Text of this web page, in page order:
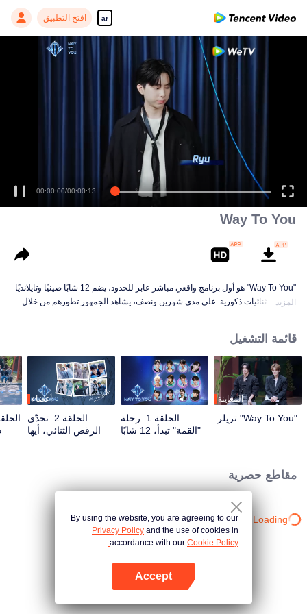
ar افتح التطبيق
Enjoy smooth and HD episodes
00:00:00/00:00:13
Way To You
"Way To You" هو أول برنامج واقعي مباشر عابر للحدود، يضم 12 شابًا صينيًا وتايلانديًا
يشكلون ثنائيات ذكورية. على مدى شهرين ونصف، يشاهد الجمهور تطورهم من خلال
الأول حتى الوصول إلى الانسجام التام. سيحظى الثنائي الأكثر شعبية والأقوى كيمياءً
بفرصة الظهور على المسرح العالمي في النهاية.
المزيد
قائمة التشغيل
المعاينة
"Way To You" تريلر
الحلقة 1: رحلة
"القمة" تبدأ، 12 شابًا
أعضاء
الحلقة 2: تحدّي
الرقص الثنائي، أيها
مقاطع حصرية
Loading…
By using the website, you are agreeing to our
Privacy Policy and the use of cookies in
accordance with our Cookie Policy.
Accept